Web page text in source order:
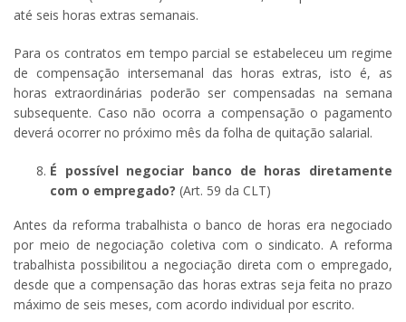
até seis horas extras semanais.
Para os contratos em tempo parcial se estabeleceu um regime
de compensação intersemanal das horas extras, isto é, as
horas extraordinárias poderão ser compensadas na semana
subsequente. Caso não ocorra a compensação o pagamento
deverá ocorrer no próximo mês da folha de quitação salarial.
É possível negociar banco de horas diretamente
com o empregado? (Art. 59 da CLT)
Antes da reforma trabalhista o banco de horas era negociado
por meio de negociação coletiva com o sindicato. A reforma
trabalhista possibilitou a negociação direta com o empregado,
desde que a compensação das horas extras seja feita no prazo
máximo de seis meses, com acordo individual por escrito.